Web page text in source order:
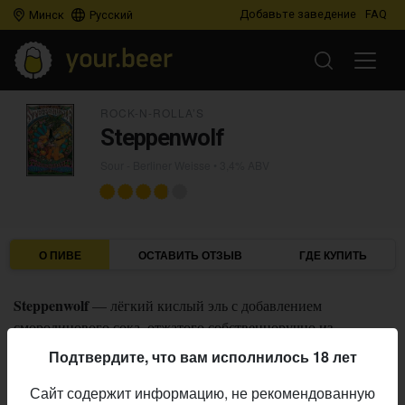
Минск Русский Добавьте заведение FAQ
Steppenwolf
О ПИВЕ ОСТАВИТЬ ОТЗЫВ ГДЕ КУПИТЬ
Steppenwolf— лёгкий кислый эль с добавлением
смородинового сока, отжатого собственноручно из
фермерской пружанской смородины.
Пивоварня:
Rock-n-Rolla’s
Подтвердите, что вам исполнилось 18 лет
Сайт содержит информацию, не рекомендованную